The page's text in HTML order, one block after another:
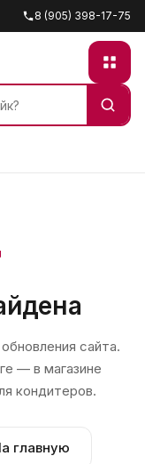
8 (905) 398-17-75
сайта.
— в магазине
кондитеров.
главную